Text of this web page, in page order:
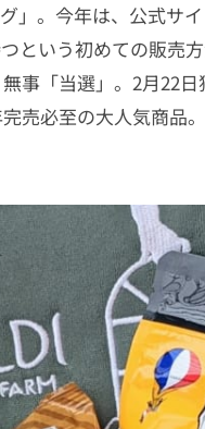
。今年は、公式サ
という初めての販売
事「当選」。2月22
売必至の大人気商品